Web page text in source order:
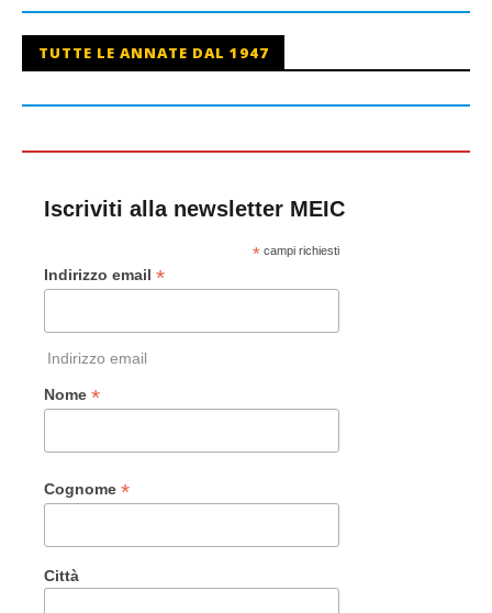
TUTTE LE ANNATE DAL 1947
Iscriviti alla newsletter MEIC
*campi richiesti
Indirizzo email *
Indirizzo email
Nome *
Cognome *
Città